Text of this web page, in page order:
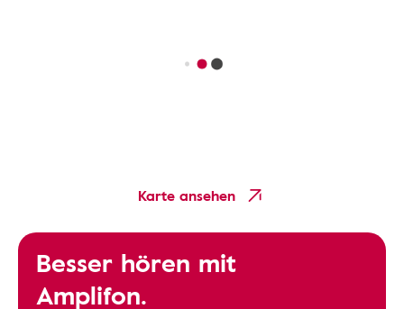
Karte ansehen
Besser hören mit
Amplifon.